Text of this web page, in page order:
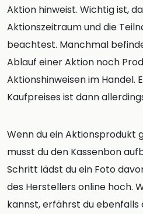
Aktion hinweist. Wichtig ist,
Aktionszeitraum und die
beachtest. Manchmal
Ablauf einer Aktion noch
Aktionshinweisen im Handel.
Kaufpreises ist dann
Wenn du ein
musst du den Kassenbon
Schritt lädst du ein Foto
des Herstellers online hoch.
kannst, erfährst du ebenfalls